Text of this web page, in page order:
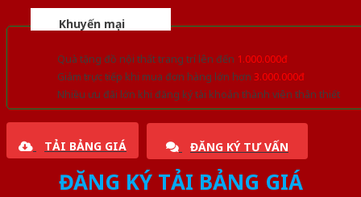
Khuyến mại
Quà tặng đồ nội thất trang trí lên đến 1.000.000đ
Giảm trực tiếp khi mua đơn hàng lớn hơn 3.000.000đ
Nhiều ưu đãi lớn khi đăng ký tài khoản thành viên thân thiết
TẢI BẢNG GIÁ ĐĂNG KÝ TƯ VẤN
ĐĂNG KÝ TẢI BẢNG GIÁ